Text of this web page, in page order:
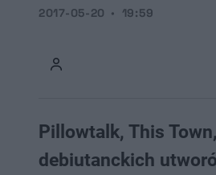
2017-05-20 19:59
Pillowtalk, This
debiutanckich